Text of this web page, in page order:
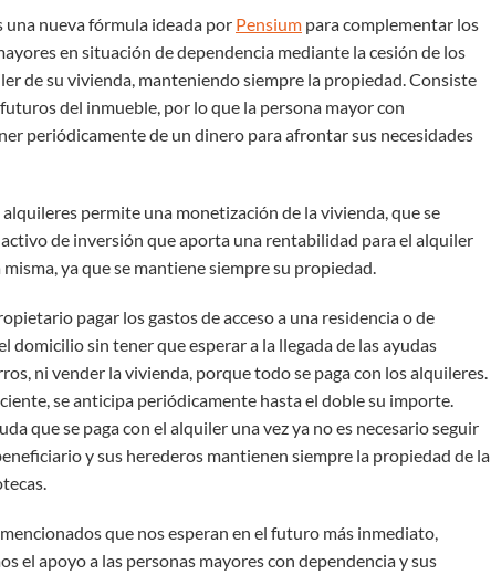
una nueva fórmula ideada por Pensium para complementar los
en situación de dependencia mediante la cesión de los
de su vivienda, manteniendo siempre la propiedad. Consiste
del inmueble, por lo que la persona mayor con
periódicamente de un dinero para afrontar sus necesidades
permite una monetización de la vivienda, que se
de inversión que aporta una rentabilidad para el alquiler
ya que se mantiene siempre su propiedad.
pagar los gastos de acceso a una residencia o de
domicilio sin tener que esperar a la llegada de las ayudas
ni vender la vivienda, porque todo se paga con los alquileres.
se anticipa periódicamente hasta el doble su importe.
que se paga con el alquiler una vez ya no es necesario seguir
y sus herederos mantienen siempre la propiedad de la
que nos esperan en el futuro más inmediato,
el apoyo a las personas mayores con dependencia y sus